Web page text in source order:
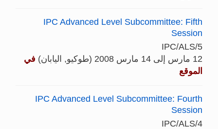
IPC Advanced Level Subcommittee: Fifth
Session
IPC/ALS/5
12 مارس إلى 14 مارس 2008 (طوكيو, اليابان)
في
الموقع
IPC Advanced Level Subcommittee: Fourth
Session
IPC/ALS/4